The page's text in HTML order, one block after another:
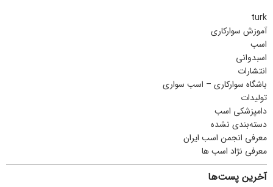
turk
آموزش سوارکاری
اسب
اسبدوانی
انتشارات
باشگاه سوارکاری – اسب سواری
تولیدات
دامپزشکی اسب
دسته‌بندی نشده
معرفی انجمن اسب ایران
معرفی نژاد اسب ها
آخرین پست‌ها